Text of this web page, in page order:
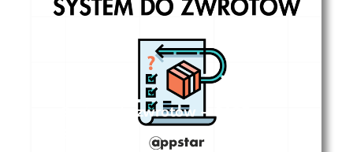
System do zwrotów – CASE